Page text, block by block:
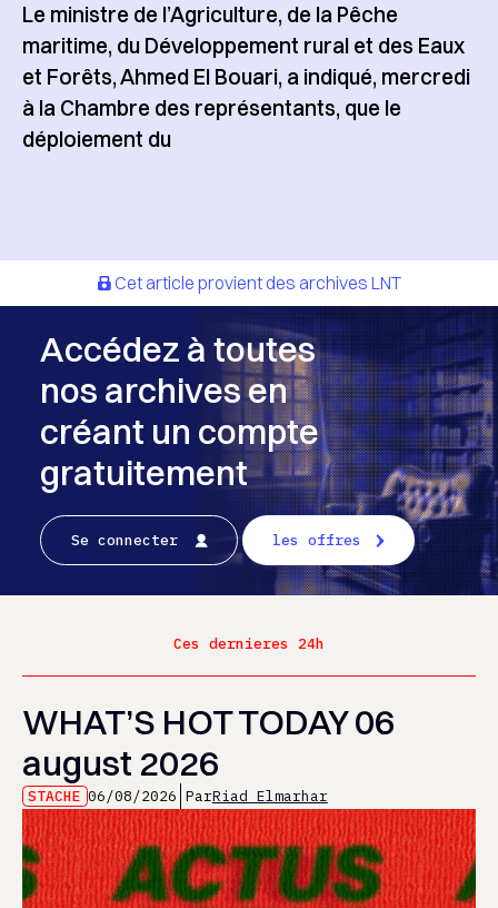
Le ministre de l’Agriculture, de la Pêche
maritime, du Développement rural et des Eaux
et Forêts, Ahmed El Bouari, a indiqué, mercredi
à la Chambre des représentants, que le
déploiement du
Cet article provient des archives LNT
Accédez à toutes
nos archives en
créant un compte
gratuitement
Se connecter les offres
Ces dernieres 24h
WHAT’S HOT TODAY 06
august 2026
STACHE 06/08/2026 ParRiad Elmarhar